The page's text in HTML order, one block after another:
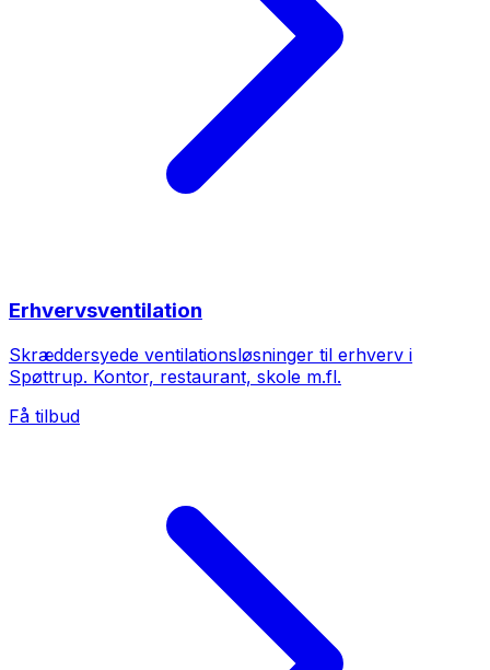
Erhvervsventilation
Skræddersyede ventilationsløsninger til erhverv i
Spøttrup. Kontor, restaurant, skole m.fl.
Få tilbud